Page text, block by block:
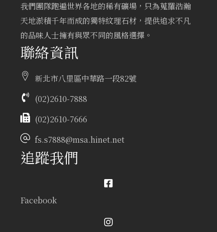
我們團隊跑遍世界各地的稀有礦場，只為蒐羅浩瀚
天地淤積千年而成的獨特紋理石材，提供追求不凡
的品味人士擁有與眾不同的風格選擇。
聯絡資訊
新北市八里區中華路一段82號
(02)2610-7888
(02)2610-7666
fs.s7888@msa.hinet.net
追蹤我們
Facebook